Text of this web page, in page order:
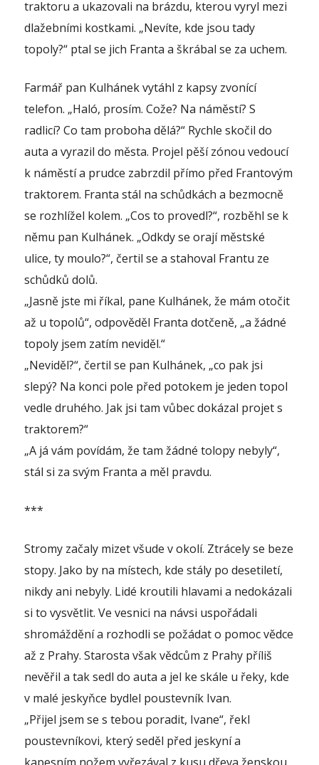
traktoru a ukazovali na brázdu, kterou vyryl mezi
dlažebními kostkami. „Nevíte, kde jsou tady
topoly?“ ptal se jich Franta a škrábal se za uchem.
Farmář pan Kulhánek vytáhl z kapsy zvonící
telefon. „Haló, prosím. Cože? Na náměstí? S
radlicí? Co tam proboha dělá?“ Rychle skočil do
auta a vyrazil do města. Projel pěší zónou vedoucí
k náměstí a prudce zabrzdil přímo před Frantovým
traktorem. Franta stál na schůdkách a bezmocně
se rozhlížel kolem. „Cos to provedl?“, rozběhl se k
němu pan Kulhánek. „Odkdy se orají městské
ulice, ty moulo?“, čertil se a stahoval Frantu ze
schůdků dolů.
„Jasně jste mi říkal, pane Kulhánek, že mám otočit
až u topolů“, odpověděl Franta dotčeně, „a žádné
topoly jsem zatím neviděl.“
„Neviděl?“, čertil se pan Kulhánek, „co pak jsi
slepý? Na konci pole před potokem je jeden topol
vedle druhého. Jak jsi tam vůbec dokázal projet s
traktorem?“
„A já vám povídám, že tam žádné tolopy nebyly“,
stál si za svým Franta a měl pravdu.
***
Stromy začaly mizet všude v okolí. Ztrácely se beze
stopy. Jako by na místech, kde stály po desetiletí,
nikdy ani nebyly. Lidé kroutili hlavami a nedokázali
si to vysvětlit. Ve vesnici na návsi uspořádali
shromáždění a rozhodli se požádat o pomoc vědce
až z Prahy. Starosta však vědcům z Prahy příliš
nevěřil a tak sedl do auta a jel ke skále u řeky, kde
v malé jeskyňce bydlel poustevník Ivan.
„Přijel jsem se s tebou poradit, Ivane“, řekl
poustevníkovi, který seděl před jeskyní a